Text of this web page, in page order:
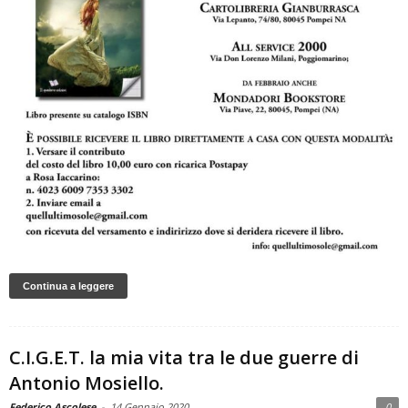
Continua a leggere
C.I.G.E.T. la mia vita tra le due guerre di
Antonio Mosiello.